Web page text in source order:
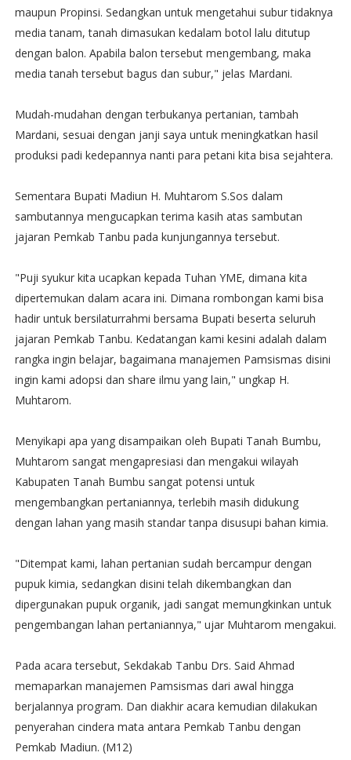
maupun Propinsi. Sedangkan untuk mengetahui subur tidaknya
media tanam, tanah dimasukan kedalam botol lalu ditutup
dengan balon. Apabila balon tersebut mengembang, maka
media tanah tersebut bagus dan subur," jelas Mardani.
Mudah-mudahan dengan terbukanya pertanian, tambah
Mardani, sesuai dengan janji saya untuk meningkatkan hasil
produksi padi kedepannya nanti para petani kita bisa sejahtera.
Sementara Bupati Madiun H. Muhtarom S.Sos dalam
sambutannya mengucapkan terima kasih atas sambutan
jajaran Pemkab Tanbu pada kunjungannya tersebut.
"Puji syukur kita ucapkan kepada Tuhan YME, dimana kita
dipertemukan dalam acara ini. Dimana rombongan kami bisa
hadir untuk bersilaturrahmi bersama Bupati beserta seluruh
jajaran Pemkab Tanbu. Kedatangan kami kesini adalah dalam
rangka ingin belajar, bagaimana manajemen Pamsismas disini
ingin kami adopsi dan share ilmu yang lain," ungkap H.
Muhtarom.
Menyikapi apa yang disampaikan oleh Bupati Tanah Bumbu,
Muhtarom sangat mengapresiasi dan mengakui wilayah
Kabupaten Tanah Bumbu sangat potensi untuk
mengembangkan pertaniannya, terlebih masih didukung
dengan lahan yang masih standar tanpa disusupi bahan kimia.
"Ditempat kami, lahan pertanian sudah bercampur dengan
pupuk kimia, sedangkan disini telah dikembangkan dan
dipergunakan pupuk organik, jadi sangat memungkinkan untuk
pengembangan lahan pertaniannya," ujar Muhtarom mengakui.
Pada acara tersebut, Sekdakab Tanbu Drs. Said Ahmad
memaparkan manajemen Pamsismas dari awal hingga
berjalannya program. Dan diakhir acara kemudian dilakukan
penyerahan cindera mata antara Pemkab Tanbu dengan
Pemkab Madiun. (M12)